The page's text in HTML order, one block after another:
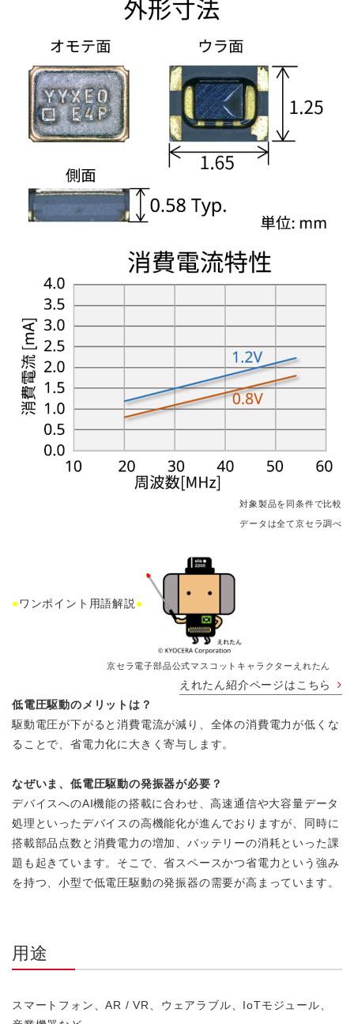
対象製品を同条件で比較
データは全て京セラ調べ
●ワンポイント用語解説 ●
京セラ電子部品公式マスコットキャラクターえれたん
えれたん紹介ページはこちら
低電圧駆動のメリットは？
駆動電圧が下がると消費電流が減り、全体の消費電力が低くな
ることで、省電力化に大きく寄与します。
なぜいま、低電圧駆動の発振器が必要？
デバイスへのAI機能の搭載に合わせ、高速通信や大容量データ
処理といったデバイスの高機能化が進んでおりますが、同時に
搭載部品点数と消費電力の増加、バッテリーの消耗といった課
題も起きています。そこで、省スペースかつ省電力という強み
を持つ、小型で低電圧駆動の発振器の需要が高まっています。
用途
スマートフォン、AR / VR、ウェアラブル、IoTモジュール、